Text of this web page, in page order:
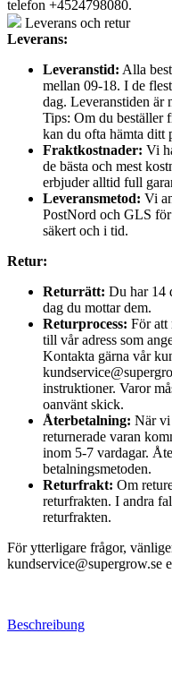
telefon +4524798080.
Leverans och retur
Leverans:
Leveranstid: Alla
mellan 09-18. I de
dag. Leveranstiden är
Tips: Om du beställer
kan du ofta hämta ditt
Fraktkostnader: Vi
de bästa och mest
erbjuder alltid full
Leveransmetod: Vi
PostNord och GLS för
säkert och i tid.
Retur:
Returrätt: Du har 14
dag du mottar dem.
Returprocess: För att
till vår adress som
Kontakta gärna vår
instruktioner. Varor
oanvänt skick.
Återbetalning: När vi
returnerade varan
inom 5-7 vardagar.
betalningsmetoden.
Returfrakt: Om
returfrakten. I andra
returfrakten.
För ytterligare frågor,
kundservice@supergrow.se
Beschreibung